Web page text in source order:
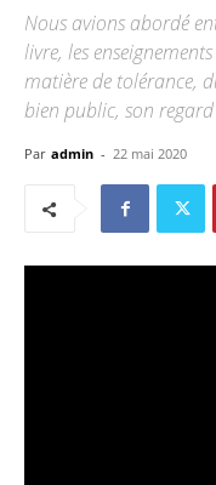
Nous avions abordé
livre, les
matière de tolérance,
bien public, son regard
Par admin - 22 mai 2020